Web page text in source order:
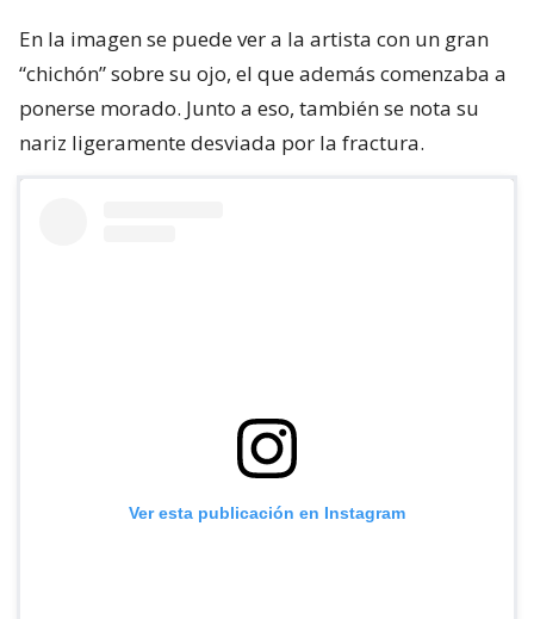
En la imagen se puede ver a la artista con un gran
“chichón” sobre su ojo, el que además comenzaba a
ponerse morado. Junto a eso, también se nota su
nariz ligeramente desviada por la fractura.
Ver esta publicación en Instagram